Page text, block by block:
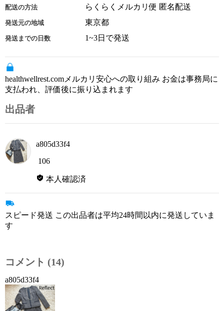
配送の方法 らくらくメルカリ便 匿名配送
発送元の地域 東京都
発送までの日数 1~3日で発送
healthwellrest.comメルカリ安心への取り組み お金は事務局に
支払われ、評価後に振り込まれます
出品者
a805d33f4
106
本人確認済
スピード発送 この出品者は平均24時間以内に発送していま
す
コメント (14)
a805d33f4